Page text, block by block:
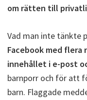
om rätten till
Vad man inte tänkte
Facebook med flera
innehållet i e-post
barnporr och för att
barn. Flaggade